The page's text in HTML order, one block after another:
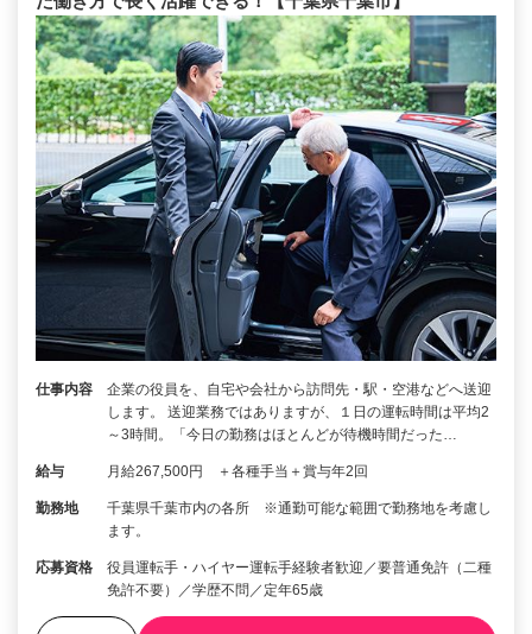
仕事内容
企業の役員を、自宅や会社から訪問先・駅・空港などへ送迎
します。 送迎業務ではありますが、１日の運転時間は平均2
～3時間。「今日の勤務はほとんどが待機時間だった…
給与 月給267,500円 ＋各種手当＋賞与年2回
勤務地
千葉県千葉市内の各所 ※通勤可能な範囲で勤務地を考慮し
ます。
応募資格
役員運転手・ハイヤー運転手経験者歓迎／要普通免許（二種
免許不要）／学歴不問／定年65歳